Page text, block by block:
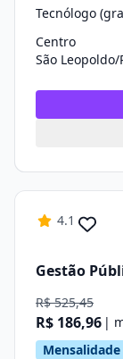
Tecnólogo
Centro
São Leopoldo/
4.1
Gestão
R$ 525,45
R$ 186,96 |